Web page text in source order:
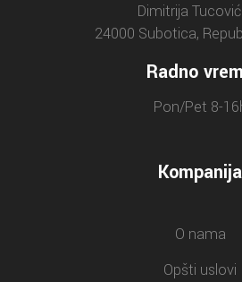
Dimitrija
24000 Subotica,
Radno
Pon/Pet 8-
Kompanija
O nama
Opšti uslovi